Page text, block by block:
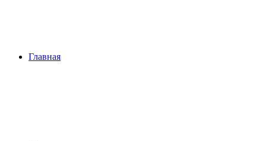
Главная